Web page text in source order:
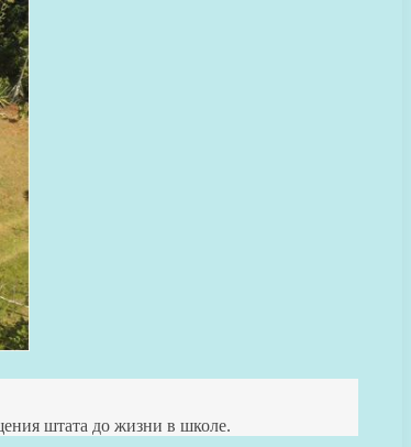
штата до жизни в школе.